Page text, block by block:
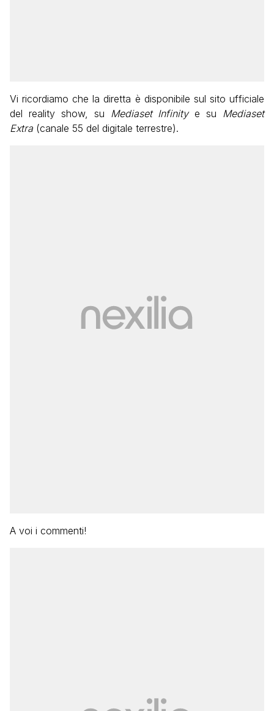
Vi ricordiamo che la diretta è disponibile sul sito ufficiale
del reality show, su
Mediaset Infinitye su Mediaset
Extra (canale 55 del digitale terrestre).
A voi i commenti!